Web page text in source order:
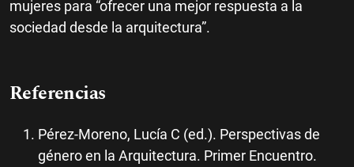
mujeres para “ofrecer una mejor respuesta a la
sociedad desde la arquitectura”.
Referencias
Pérez-Moreno, Lucía C (ed.). Perspectivas de
género en la Arquitectura. Primer Encuentro.